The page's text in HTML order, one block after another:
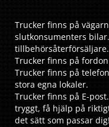
Trucker finns på
slutkonsumenters
tillbehörsåterförsäljare.
Trucker finns på
Trucker finns på
stora egna lokaler.
Trucker finns på E-
tryggt, få hjälp på
det sätt som passar dig!